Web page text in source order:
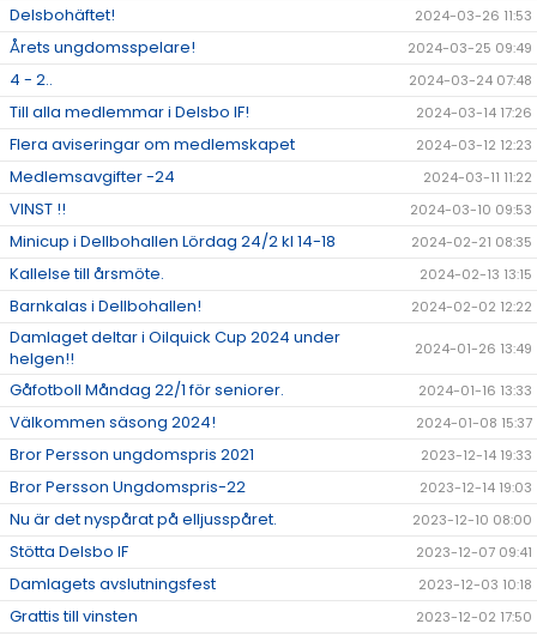
Delsbohäftet! 2024-03-26 11:53
Årets ungdomsspelare! 2024-03-25 09:49
4 - 2.. 2024-03-24 07:48
Till alla medlemmar i Delsbo IF! 2024-03-14 17:26
Flera aviseringar om medlemskapet 2024-03-12 12:23
Medlemsavgifter -24 2024-03-11 11:22
VINST !! 2024-03-10 09:53
Minicup i Dellbohallen Lördag 24/2 kl 14-18 2024-02-21 08:35
Kallelse till årsmöte. 2024-02-13 13:15
Barnkalas i Dellbohallen! 2024-02-02 12:22
Damlaget deltar i Oilquick Cup 2024 under
helgen!!
2024-01-26 13:49
Gåfotboll Måndag 22/1 för seniorer. 2024-01-16 13:33
Välkommen säsong 2024! 2024-01-08 15:37
Bror Persson ungdomspris 2021 2023-12-14 19:33
Bror Persson Ungdomspris-22 2023-12-14 19:03
Nu är det nyspårat på elljusspåret. 2023-12-10 08:00
Stötta Delsbo IF 2023-12-07 09:41
Damlagets avslutningsfest 2023-12-03 10:18
Grattis till vinsten 2023-12-02 17:50